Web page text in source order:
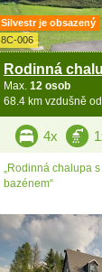
Silvestr je obsazený
8C-006
Max. 12 osob
68.4 km vzdušně
4x
„Rodinná chalupa
bazénem“